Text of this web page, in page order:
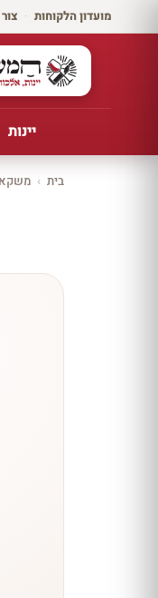
מועדון הלקוחות ·
יינות
בית ›